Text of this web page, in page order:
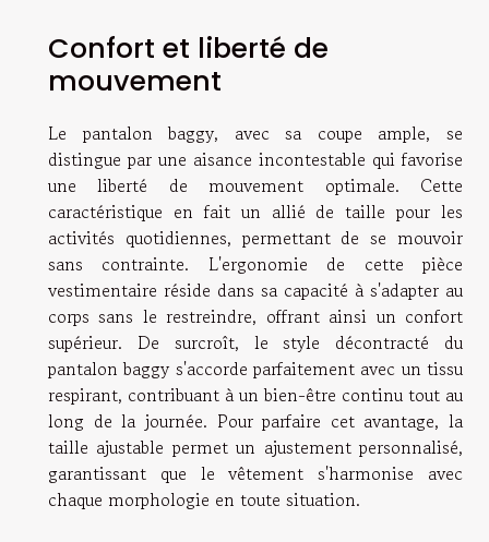
Confort et liberté de
mouvement
Le pantalon baggy, avec sa coupe ample, se
distingue par une aisance incontestable qui favorise
une liberté de mouvement optimale. Cette
caractéristique en fait un allié de taille pour les
activités quotidiennes, permettant de se mouvoir
sans contrainte. L'ergonomie de cette pièce
vestimentaire réside dans sa capacité à s'adapter au
corps sans le restreindre, offrant ainsi un confort
supérieur. De surcroît, le style décontracté du
pantalon baggy s'accorde parfaitement avec un tissu
respirant, contribuant à un bien-être continu tout au
long de la journée. Pour parfaire cet avantage, la
taille ajustable permet un ajustement personnalisé,
garantissant que le vêtement s'harmonise avec
chaque morphologie en toute situation.